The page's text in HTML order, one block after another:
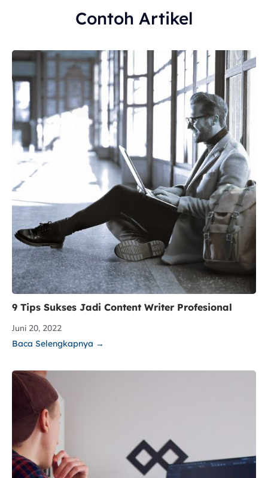
Contoh Artikel
9 Tips Sukses Jadi Content Writer Profesional
Juni 20, 2022
Baca Selengkapnya →